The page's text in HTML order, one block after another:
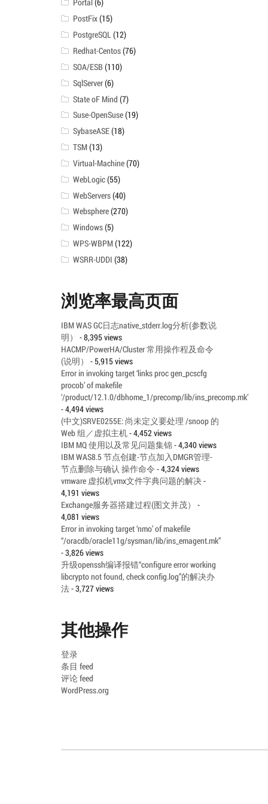
Portal (6)
PostFix(15)
PostgreSQL(12)
Redhat-Centos(76)
SOA/ESB (110)
SqlServer(6)
State oF Mind (7)
Suse-OpenSuse(19)
SybaseASE(18)
TSM(13)
Virtual-Machine(70)
WebLogic(55)
WebServers(40)
Websphere(270)
Windows(5)
WPS-WBPM(122)
WSRR-UDDI (38)
浏览率最高页面
IBM WAS GC日志native_stderr.log分析(参数说
明）
- 8,395 views
HACMP/PowerHA/Cluster 常用操作程及命令
(说明）
- 5,915 views
Error in invoking target ‘links proc gen_pcscfg
procob’ of makefile
‘/product/12.1.0/dbhome_1/precomp/lib/ins_precomp.mk’
- 4,494 views
(中文)SRVE0255E: 尚未定义要处理 /snoop 的
Web 组／虚拟主机- 4,452 views
IBM MQ 使用以及常见问题集锦- 4,340 views
IBM WAS8.5 节点创建-节点加入DMGR管理-
节点删除与确认 操作命令 - 4,324 views
vmware 虚拟机vmx文件字典问题的解决-
4,191 views
Exchange服务器搭建过程(图文并茂）
-
4,081 views
Error in invoking target ‘nmo’ of makefile
“/oracdb/oracle11g/sysman/lib/ins_emagent.mk”
- 3,826 views
升级openssh编译报错“configure error working
libcrypto not found, check config.log”的解决办
法- 3,727 views
其他操作
登录
条目 feed
评论 feed
WordPress.org